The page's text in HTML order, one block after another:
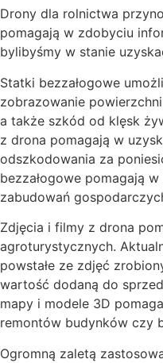
Drony dla rolnictwa
pomagają w zdobyciu
bylibyśmy w stanie
Statki bezzałogowe
zobrazowanie
a także szkód od klęsk
z drona pomagają w
odszkodowania za
bezzałogowe pomagają
zabudowań
Zdjęcia i filmy z drona
agroturystycznych.
powstałe ze zdjęć
wartość dodaną do
mapy i modele 3D
remontów budynków czy
Ogromną zaletą